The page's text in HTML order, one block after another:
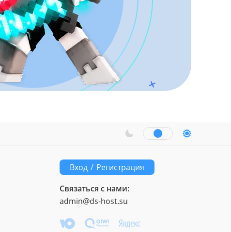
Вход / Регистрация
Связаться с нами:
admin@ds-host.su